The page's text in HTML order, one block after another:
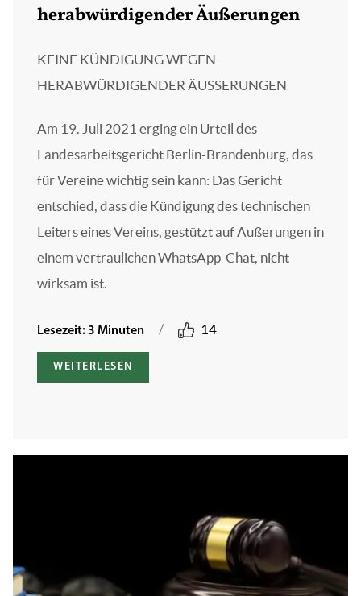
herabwürdigender Äußerungen
KEINE KÜNDIGUNG WEGEN
HERABWÜRDIGENDER ÄUSSERUNGEN
Am 19. Juli 2021 erging ein Urteil des
Landesarbeitsgericht Berlin-Brandenburg, das
für Vereine wichtig sein kann: Das Gericht
entschied, dass die Kündigung des technischen
Leiters eines Vereins, gestützt auf Äußerungen in
einem vertraulichen WhatsApp-Chat, nicht
wirksam ist.
Lesezeit: 3 Minuten / 14
WEITERLESEN